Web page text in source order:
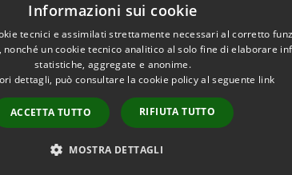
Copyright © 2026 •
Informazioni sui cookie
tecnici e assimilati strettamente necessari al corretto
nonché un cookie tecnico analitico al solo fine di elaborare
statistiche, aggregate e anonime.
dettagli, può consultare la cookie policy al seguente link
ACCETTA TUTTO RIFIUTA TUTTO
MOSTRA DETTAGLI